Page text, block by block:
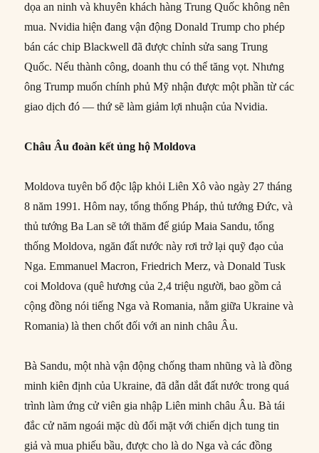
dọa an ninh và khuyên khách hàng Trung Quốc không nên
mua. Nvidia hiện đang vận động Donald Trump cho phép
bán các chip Blackwell đã được chỉnh sửa sang Trung
Quốc. Nếu thành công, doanh thu có thể tăng vọt. Nhưng
ông Trump muốn chính phủ Mỹ nhận được một phần từ các
giao dịch đó — thứ sẽ làm giảm lợi nhuận của Nvidia.
Châu Âu đoàn kết ủng hộ Moldova
Moldova tuyên bố độc lập khỏi Liên Xô vào ngày 27 tháng
8 năm 1991. Hôm nay, tổng thống Pháp, thủ tướng Đức, và
thủ tướng Ba Lan sẽ tới thăm để giúp Maia Sandu, tổng
thống Moldova, ngăn đất nước này rơi trở lại quỹ đạo của
Nga. Emmanuel Macron, Friedrich Merz, và Donald Tusk
coi Moldova (quê hương của 2,4 triệu người, bao gồm cả
cộng đồng nói tiếng Nga và Romania, nằm giữa Ukraine và
Romania) là then chốt đối với an ninh châu Âu.
Bà Sandu, một nhà vận động chống tham nhũng và là đồng
minh kiên định của Ukraine, đã dẫn dắt đất nước trong quá
trình làm ứng cử viên gia nhập Liên minh châu Âu. Bà tái
đắc cử năm ngoái mặc dù đối mặt với chiến dịch tung tin
giả và mua phiếu bầu, được cho là do Nga và các đồng